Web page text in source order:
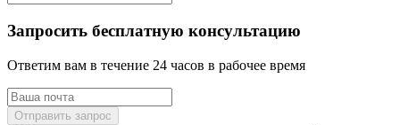
Запросить бесплатную консультацию
Ответим вам в течение 24 часов в рабочее время
Отправить запрос